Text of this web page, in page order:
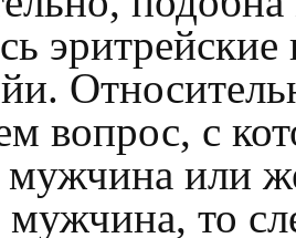
вопрос, с
мужчина или
мужчина, то